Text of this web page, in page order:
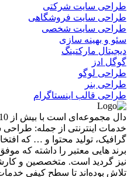
طراحی سایت شرکتی
طراحی سایت فروشگاهی
طراحی سایت شخصی
سئو و بهینه سازی
دیجیتال مارکتینگ
گوگل ادز
طراحی لوگو
طراحی بنر
طراحی قالب اینستاگرام
خدمات اینترنتی از جمله: طراحی
گرافیک، تولید محتوا و … که
برند هایی معتبر را داشته که
نیز گردید است. متخصصین و
تلاش بوده‌اند تا سطح کیفی خدمات